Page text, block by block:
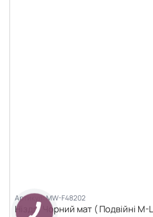
Артикул: MW-F48202
Ніздрі Чорний мат ( Подвійні M-